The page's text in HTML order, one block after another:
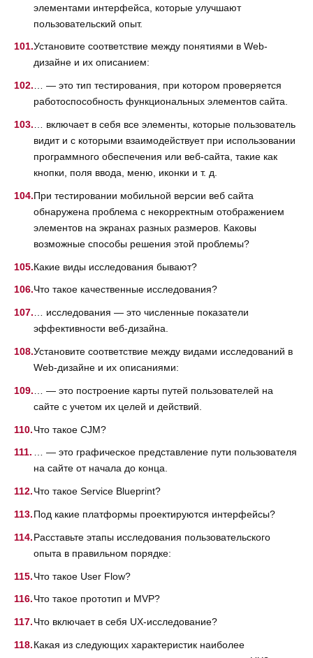
элементами интерфейса, которые улучшают
пользовательский опыт.
Установите соответствие между понятиями в Web-
дизайне и их описанием:
… — это тип тестирования, при котором проверяется
работоспособность функциональных элементов сайта.
… включает в себя все элементы, которые пользователь
видит и с которыми взаимодействует при использовании
программного обеспечения или веб-сайта, такие как
кнопки, поля ввода, меню, иконки и т. д.
При тестировании мобильной версии веб сайта
обнаружена проблема с некорректным отображением
элементов на экранах разных размеров. Каковы
возможные способы решения этой проблемы?
Какие виды исследования бывают?
Что такое качественные исследования?
… исследования — это численные показатели
эффективности веб-дизайна.
Установите соответствие между видами исследований в
Web-дизайне и их описаниями:
… — это построение карты путей пользователей на
сайте с учетом их целей и действий.
Что такое CJM?
… — это графическое представление пути пользователя
на сайте от начала до конца.
Что такое Service Blueprint?
Под какие платформы проектируются интерфейсы?
Расставьте этапы исследования пользовательского
опыта в правильном порядке:
Что такое User Flow?
Что такое прототип и MVP?
Что включает в себя UX-исследование?
Какая из следующих характеристик наиболее